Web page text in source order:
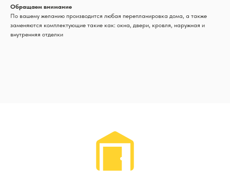
Обращаем внимание
По вашему желанию производится любая перепланировка дома, а также
заменяются комплектующие такие как: окна, двери, кровля, наружная и
внутренняя отделки